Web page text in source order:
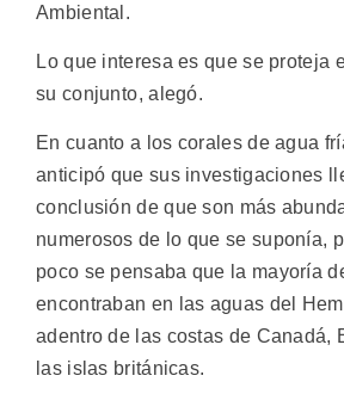
Ambiental.
Lo que interesa es que se proteja
su conjunto, alegó.
En cuanto a los corales de agua
anticipó que sus investigaciones
conclusión de que son más
numerosos de lo que se suponía,
poco se pensaba que la mayoría
encontraban en las aguas del
adentro de las costas de Canadá,
las islas británicas.